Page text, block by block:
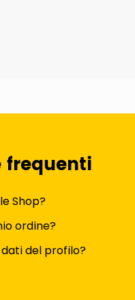
frequenti
Shop?
ordine?
del profilo?